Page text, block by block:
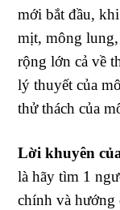
mới bắt đầu,
mịt, mông
rộng lớn cả về
lý thuyết của
thử thách của
Lời khuyên
là hãy tìm 1
chính và hướng